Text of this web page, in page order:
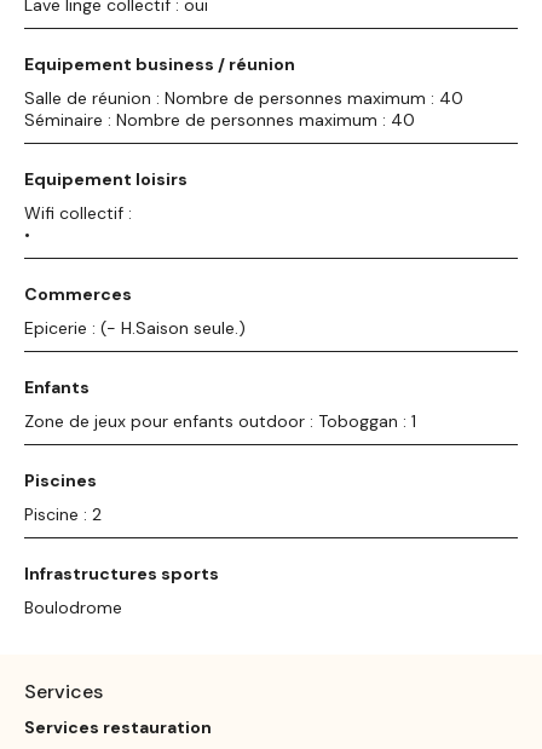
Lave linge collectif : oui
Equipement business / réunion
Salle de réunion : Nombre de personnes maximum : 40
Séminaire : Nombre de personnes maximum : 40
Equipement loisirs
Wifi collectif :
•
Commerces
Epicerie : (- H.Saison seule.)
Enfants
Zone de jeux pour enfants outdoor : Toboggan : 1
Piscines
Piscine : 2
Infrastructures sports
Boulodrome
Services
Services restauration